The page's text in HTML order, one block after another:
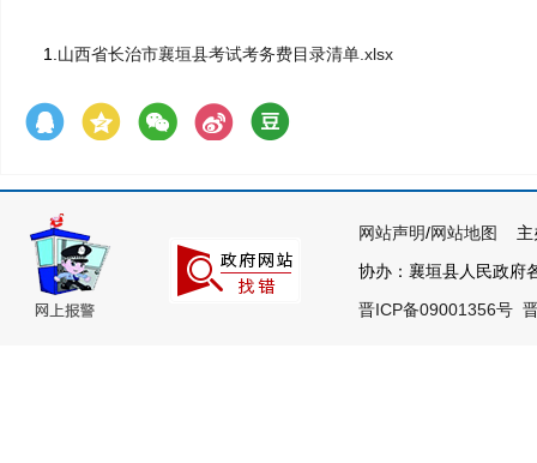
1. 山西省长治市襄垣县考试考务费目录清单.xlsx
网站声明/网站地图
主
协办：襄垣县人民政
晋ICP备09001356号